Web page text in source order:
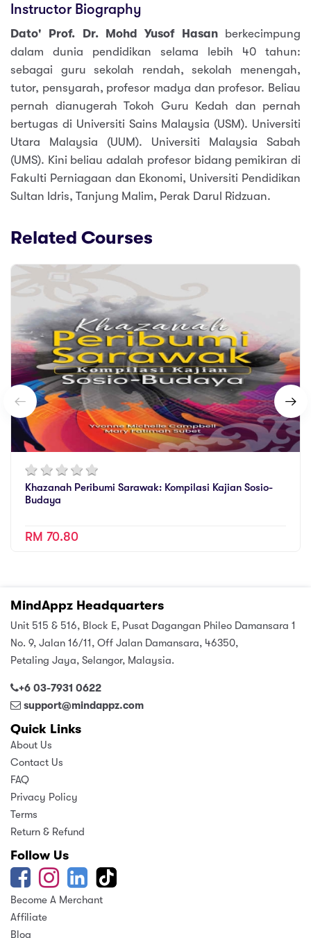
Instructor Biography
Dato' Prof. Dr. Mohd Yusof Hasanberkecimpung
dalam dunia pendidikan selama lebih 40 tahun:
sebagai guru sekolah rendah, sekolah menengah,
tutor, pensyarah, profesor madya dan profesor. Beliau
pernah dianugerah Tokoh Guru Kedah dan pernah
bertugas di Universiti Sains Malaysia (USM). Universiti
Utara Malaysia (UUM). Universiti Malaysia Sabah
(UMS). Kini beliau adalah profesor bidang pemikiran di
Fakulti Perniagaan dan Ekonomi, Universiti Pendidikan
Sultan Idris, Tanjung Malim, Perak Darul Ridzuan.
Related Courses
Khazanah Peribumi Sarawak: Kompilasi Kajian Sosio-
Budaya
RM 70.80
MindAppz Headquarters
Unit 515 & 516, Block E, Pusat Dagangan Phileo Damansara 1
No. 9, Jalan 16/11, Off Jalan Damansara, 46350,
Petaling Jaya, Selangor, Malaysia.
+6 03-7931 0622
support@mindappz.com
Quick Links
About Us
Contact Us
FAQ
Privacy Policy
Terms
Return & Refund
Follow Us
Become A Merchant
Affiliate
Blog